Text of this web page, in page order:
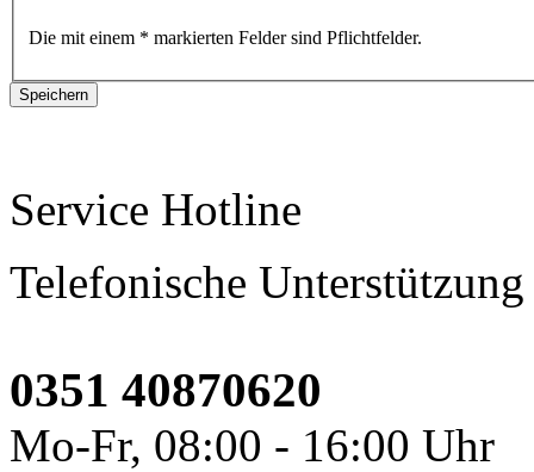
Die mit einem * markierten Felder sind Pflichtfelder.
Service Hotline
Telefonische
0351 40870620
Mo-Fr, 08:00 - 16:00 Uhr